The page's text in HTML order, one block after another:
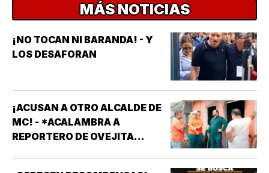
MÁS NOTICIAS
¡NO TOCAN NI BARANDA! - Y
LOS DESAFORAN
¡ACUSAN A OTRO ALCALDE DE
MC! - *ACALAMBRA A
REPORTERO DE OVEJITA